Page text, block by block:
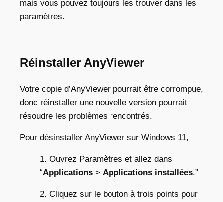
mais vous pouvez toujours les trouver dans les
paramètres.
Réinstaller AnyViewer
Votre copie d’AnyViewer pourrait être corrompue,
donc réinstaller une nouvelle version pourrait
résoudre les problèmes rencontrés.
Pour désinstaller AnyViewer sur Windows 11,
1. Ouvrez Paramètres et allez dans
“Applications > Applications installées.”
2. Cliquez sur le bouton à trois points pour